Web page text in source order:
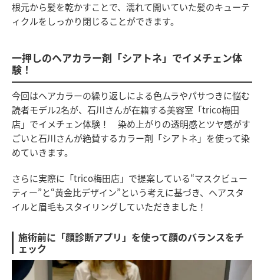
根元から髪を乾かすことで、濡れて開いていた髪のキューテ
ィクルをしっかり閉じることができます。
一押しのヘアカラー剤「シアトネ」でイメチェン体
験！
今回はヘアカラーの繰り返しによる色ムラやパサつきに悩む
読者モデル2名が、石川さんが在籍する美容室「trico梅田
店」でイメチェン体験！ 染め上がりの透明感とツヤ感がす
ごいと石川さんが絶賛するカラー剤「シアトネ」を使って染
めていきます。
さらに実際に「trico梅田店」で提案している“マスクビュー
ティー”と“黄金比デザイン”という考えに基づき、ヘアスタ
イルと眉毛もスタイリングしていただきました！
施術前に「顔診断アプリ」を使って顔のバランスをチ
ェック